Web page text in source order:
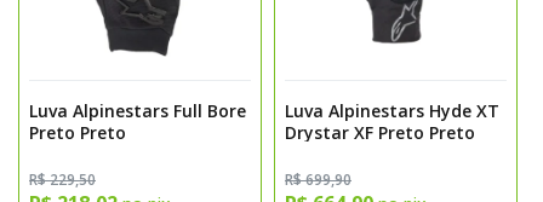
Construcao em couro premium combinado
Membrana Gore Tex impermeavel e
respiravel
Protecao integrada no dorso da mao
Luva Alpinestars Full Bore
Preto Preto
R$ 229,50
Luva Alpinestars Hyde XT
Drystar XF Preto Preto
R$ 699,90